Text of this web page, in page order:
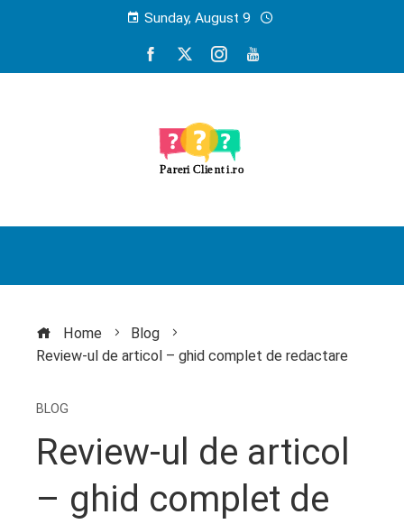
Sunday, August 9
Home
Blog
Review-ul de articol – ghid complet de redactare
BLOG
Review-ul de articol
– ghid complet de